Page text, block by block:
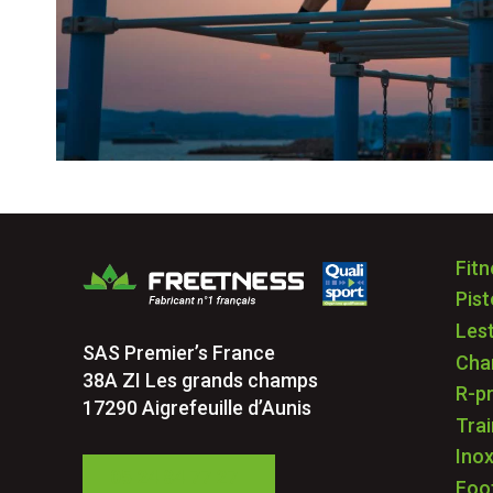
SAS Premier’s France
38A ZI Les grands champs
17290 Aigrefeuille d’Aunis
Lest
R-
Inox